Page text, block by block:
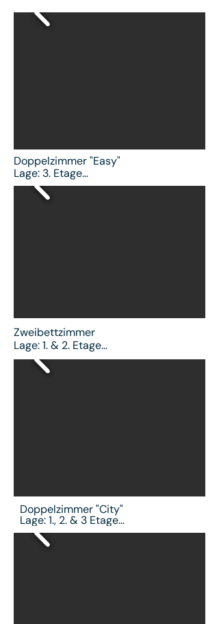
Doppelzimmer "Easy"
Lage: 3. Etage
kostenfreies WLAN | Smart TV |
Zweibettzimmer
Lage: 1. & 2. Etage
kostenfreies WLAN | Smart TV |
Doppelzimmer "City"
Lage: 1., 2. & 3 Etage
Französisches Doppelbett |